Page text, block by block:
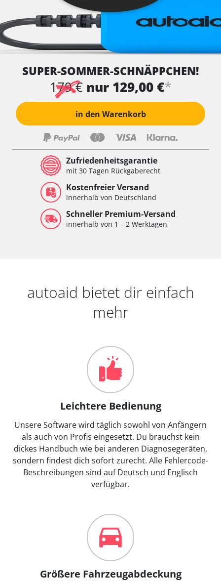
SUPER-SOMMER-SCHNÄPPCHEN!
179 € nur 129,00 €*
in den Warenkorb
Zufriedenheitsgarantie
mit 30 Tagen Rückgaberecht
Kostenfreier Versand
innerhalb von Deutschland
Schneller Premium-Versand
innerhalb von 1 – 2 Werktagen
autoaid bietet dir einfach
mehr
Leichtere Bedienung
Unsere Software wird täglich sowohl von Anfängern
als auch von Profis eingesetzt. Du brauchst kein
dickes Handbuch wie bei anderen Diagnosegeräten,
sondern findest dich sofort zurecht. Alle Fehlercode-
Beschreibungen sind auf Deutsch und Englisch
verfügbar.
Größere Fahrzeugabdeckung